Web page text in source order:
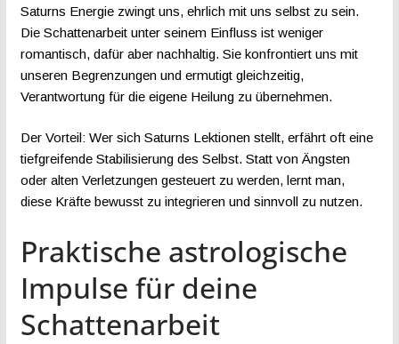
Saturns Energie zwingt uns, ehrlich mit uns selbst zu sein.
Die Schattenarbeit unter seinem Einfluss ist weniger
romantisch, dafür aber nachhaltig. Sie konfrontiert uns mit
unseren Begrenzungen und ermutigt gleichzeitig,
Verantwortung für die eigene Heilung zu übernehmen.
Der Vorteil: Wer sich Saturns Lektionen stellt, erfährt oft eine
tiefgreifende Stabilisierung des Selbst. Statt von Ängsten
oder alten Verletzungen gesteuert zu werden, lernt man,
diese Kräfte bewusst zu integrieren und sinnvoll zu nutzen.
Praktische astrologische
Impulse für deine
Schattenarbeit